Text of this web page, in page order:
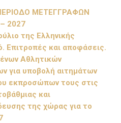
ΜΕΤΕΓΓΡΑΦΩΝ
2027
της Ελληνικής
Επιτροπές και αποφάσεις.
Αθλητικών
για υποβολή αιτημάτων
εκπροσώπων τους στις
και
της χώρας για το